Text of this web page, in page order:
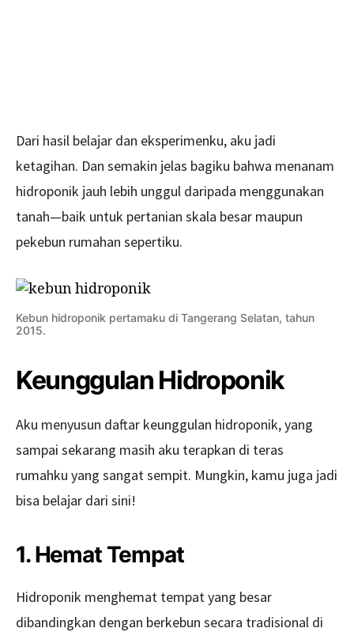
Dari hasil belajar dan eksperimenku, aku jadi
ketagihan. Dan semakin jelas bagiku bahwa menanam
hidroponik jauh lebih unggul daripada menggunakan
tanah—baik untuk pertanian skala besar maupun
pekebun rumahan sepertiku.
Kebun hidroponik pertamaku di Tangerang Selatan, tahun
2015.
Keunggulan Hidroponik
Aku menyusun daftar keunggulan hidroponik, yang
sampai sekarang masih aku terapkan di teras
rumahku yang sangat sempit. Mungkin, kamu juga jadi
bisa belajar dari sini!
1. Hemat Tempat
Hidroponik menghemat tempat yang besar
dibandingkan dengan berkebun secara tradisional di